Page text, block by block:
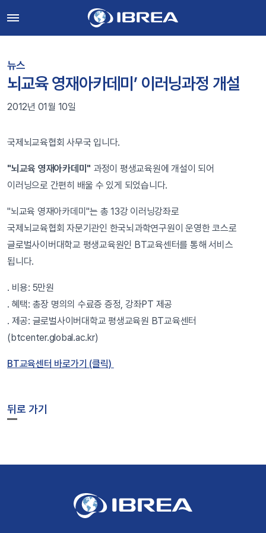
뉴스
뇌교육 영재아카데미’ 이러닝과정 개설
2012년 01월 10일
국제뇌교육협회 사무국 입니다.
"뇌교육 영재아카데미" 과정이 평생교육원에 개설이 되어
이러닝으로 간편히 배울 수 있게 되었습니다.
"뇌교육 영재아카데미"는 총 13강 이러닝강좌로
국제뇌교육협회 자문기관인 한국뇌과학연구원이 운영한 코스로
글로벌사이버대학교 평생교육원인 BT교육센터를 통해 서비스
됩니다.
. 비용: 5만원
. 혜택: 총장 명의의 수료증 증정, 강좌PT 제공
. 제공: 글로벌사이버대학교 평생교육원 BT교육센터
(btcenter.global.ac.kr)
BT교육센터 바로가기 (클릭)
뒤로 가기